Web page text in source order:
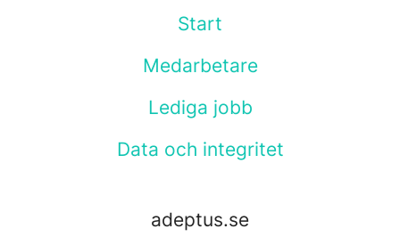
Start
Medarbetare
Lediga jobb
Data och integritet
adeptus.se